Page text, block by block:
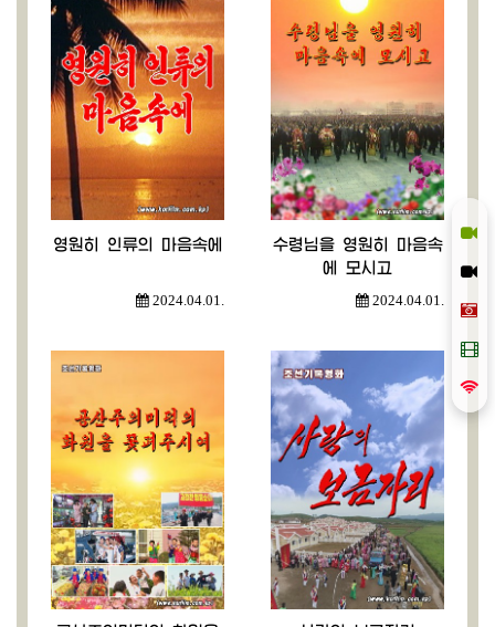
영원히 인류의 마음속에
2024.04.01.
수령님을 영원히 마음속
에 모시고
2024.04.01.